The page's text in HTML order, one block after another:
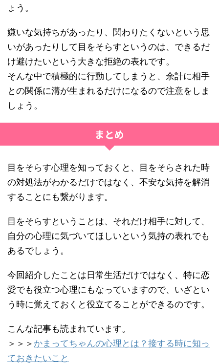
ょう。
嫌いな気持ちがあったり、関わりたくないという思
いがあったりして目をそらすというのは、できるだ
け避けたいという大きな拒絶の表れです。
そんな中で積極的に行動してしまうと、余計に相手
との関係に溝が生まれるだけになるので注意をしま
しょう。
まとめ
目をそらす心理を知っておくと、目をそらされた時
の対処法がわかるだけではなく、不安な気持を解消
することにも繋がります。
目をそらすということは、それだけ相手に対して、
自分の心理に気づいてほしいという気持の表れでも
あるでしょう。
今回紹介したことは日常生活だけではなく、特に恋
愛でも役立つ心理にもなっていますので、いざとい
う時に覚えておくと役立てることができるのです。
こんな記事も読まれています。
＞＞＞ かまってちゃんの心理とは？接する時に知っ
ておきたいこと